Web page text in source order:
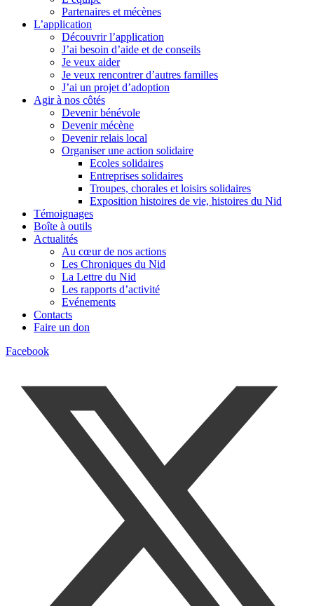
Partenaires et mécènes
L’application
Découvrir l’application
J’ai besoin d’aide et de conseils
Je veux aider
Je veux rencontrer d’autres familles
J’ai un projet d’adoption
Agir à nos côtés
Devenir bénévole
Devenir mécène
Devenir relais local
Organiser une action solidaire
Ecoles solidaires
Entreprises solidaires
Troupes, chorales et loisirs solidaires
Exposition histoires de vie, histoires du Nid
Témoignages
Boîte à outils
Actualités
Au cœur de nos actions
Les Chroniques du Nid
La Lettre du Nid
Les rapports d’activité
Evénements
Contacts
Faire un don
Facebook